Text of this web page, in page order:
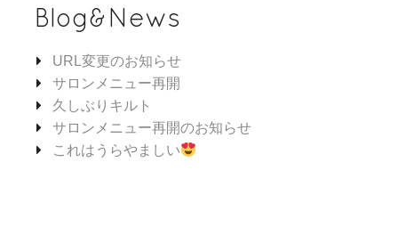
Blog&News
URL変更のお知らせ
サロンメニュー再開
久しぶりキルト
サロンメニュー再開のお知らせ
これはうらやましい